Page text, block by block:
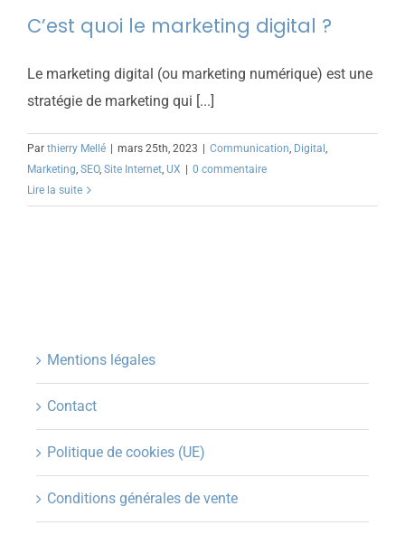
C’est quoi le marketing digital ?
Le marketing digital (ou marketing numérique) est une
stratégie de marketing qui [...]
Par thierry Mellé mars 25th, 2023 Communication, Digital ,
Marketing, SEO, Site Internet, UX
0 commentaire
Lire la suite
Mentions légales
Contact
Politique de cookies (UE)
Conditions générales de vente